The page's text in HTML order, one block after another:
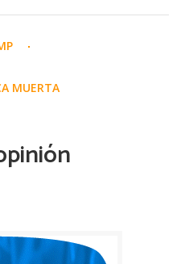
MUERTA